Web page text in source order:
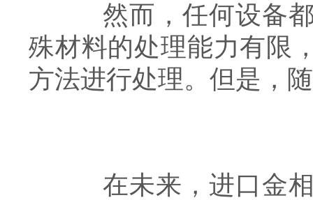
然而，任何设备都
殊材料的处理能力有限
方法进行处理。但是，
在未来，进口金相